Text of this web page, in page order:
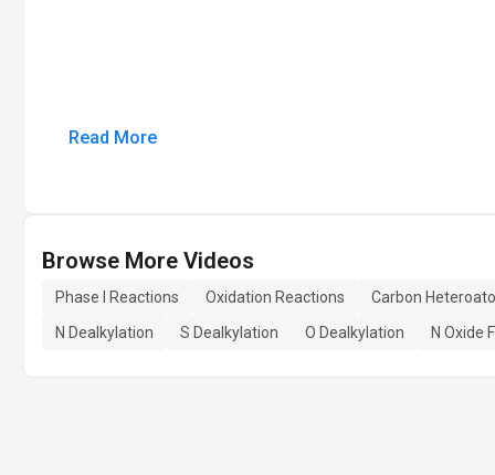
Read More
Browse More Videos
Phase I Reactions Oxidation Reactions
Carbon
N Dealkylation
S Dealkylation O Dealkylation N Oxide